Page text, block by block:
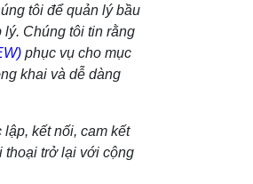
tôi để quản lý bầu
Chúng tôi tin rằng
phục vụ cho mục
khai và dễ dàng
kết nối, cam kết
thoại trở lại với cộng